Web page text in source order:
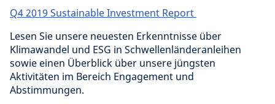
Q4 2019 Sustainable Investment Report
Lesen Sie unsere neuesten Erkenntnisse über
Klimawandel und ESG in Schwellenländeranleihen
sowie einen Überblick über unsere jüngsten
Aktivitäten im Bereich Engagement und
Abstimmungen.